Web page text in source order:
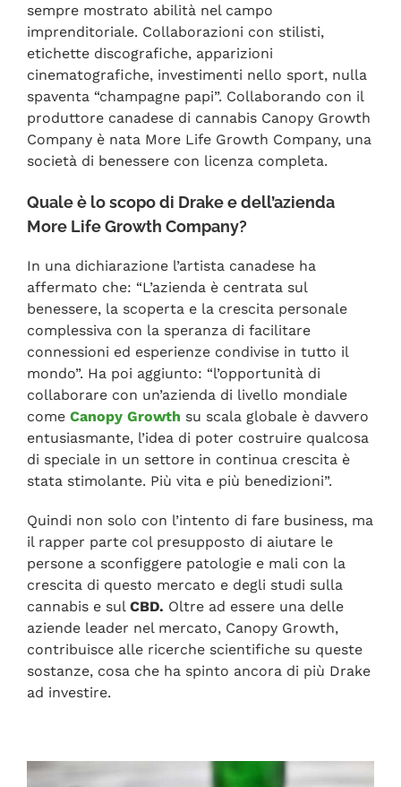
sempre mostrato abilità nel campo
imprenditoriale. Collaborazioni con stilisti,
etichette discografiche, apparizioni
cinematografiche, investimenti nello sport, nulla
spaventa “champagne papi”. Collaborando con il
produttore canadese di cannabis Canopy Growth
Company è nata More Life Growth Company, una
società di benessere con licenza completa.
Quale è lo scopo di Drake e dell’azienda
More Life Growth Company?
In una dichiarazione l’artista canadese ha
affermato che: “L’azienda è centrata sul
benessere, la scoperta e la crescita personale
complessiva con la speranza di facilitare
connessioni ed esperienze condivise in tutto il
mondo”. Ha poi aggiunto: “l’opportunità di
collaborare con un’azienda di livello mondiale
come Canopy Growth su scala globale è davvero
entusiasmante, l’idea di poter costruire qualcosa
di speciale in un settore in continua crescita è
stata stimolante. Più vita e più benedizioni”.
Quindi non solo con l’intento di fare business, ma
il rapper parte col presupposto di aiutare le
persone a sconfiggere patologie e mali con la
crescita di questo mercato e degli studi sulla
cannabis e sul CBD. Oltre ad essere una delle
aziende leader nel mercato, Canopy Growth,
contribuisce alle ricerche scientifiche su queste
sostanze, cosa che ha spinto ancora di più Drake
ad investire.